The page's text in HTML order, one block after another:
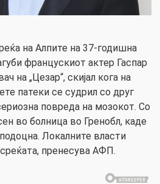
на Алпите на 37-годишна
францускиот актер Гаспар
на „Цезар“, скијал кога на
патеки се судрил со друг
повреда на мозокот. Со
во болница во Гренобл, каде
Локалните власти
пренесува АФП.